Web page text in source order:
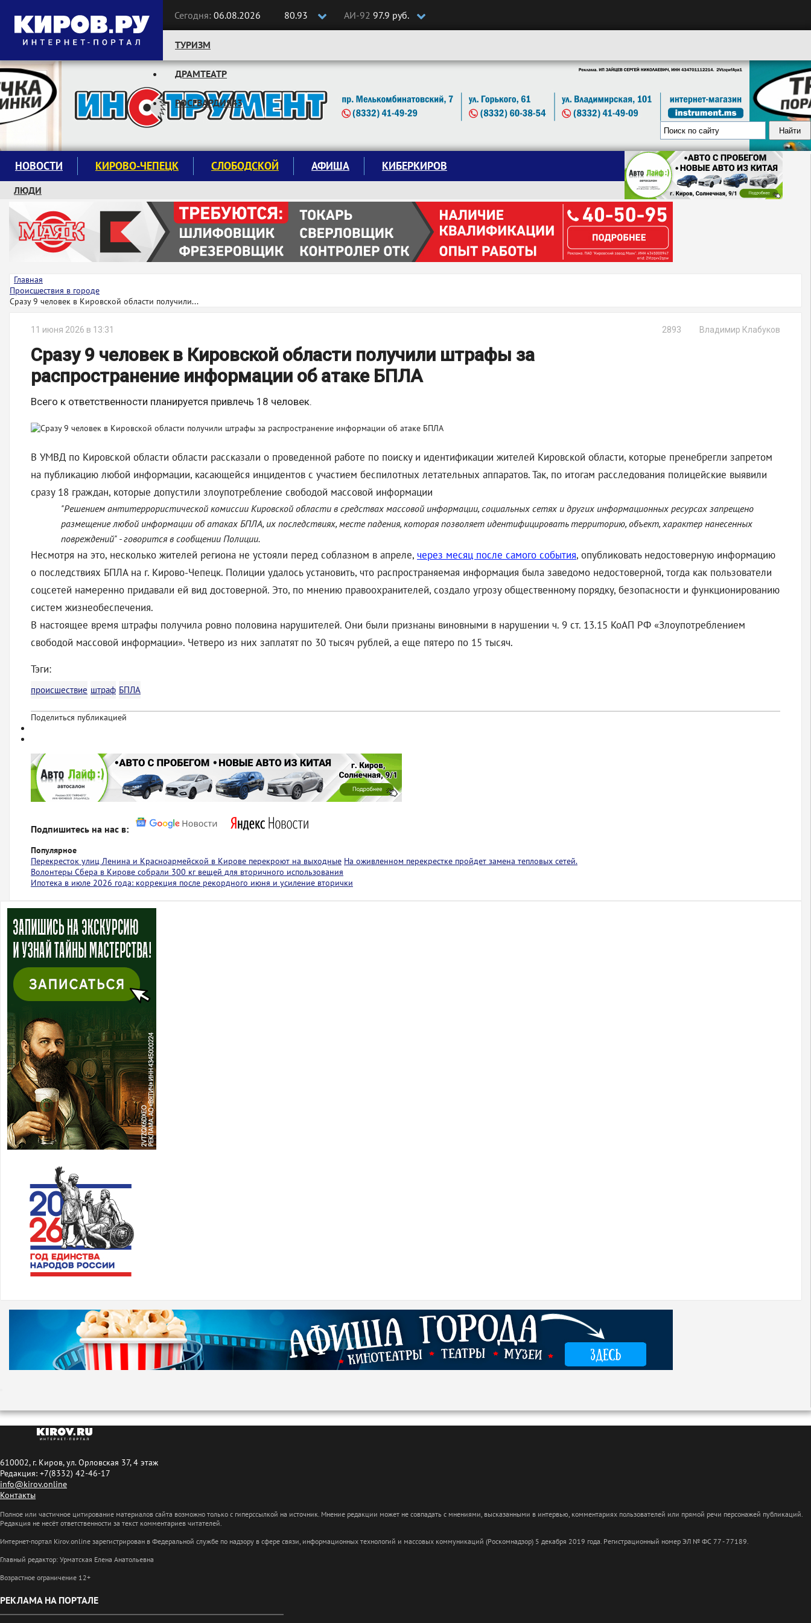
Сегодня: 06.08.2026 80.93 АИ-92 97.9 руб.
Следите за новостями:
ТУРИЗМ
ДРАМТЕАТР
РОСГВАРДИЯ43
НОВОСТИ КИРОВО-ЧЕПЕЦК СЛОБОДСКОЙ АФИША КИБЕРКИРОВ
ЛЮДИ
КРУЖКИ И СЕКЦИИ
ЗАВОДУ "МАЯК" 85 ЛЕТ
ЭКОЛОГИЯ
Главная
Происшествия в городе
Сразу 9 человек в Кировской области получили...
11 июня 2026 в 13:31 Владимир Клабуков
2893
Сразу 9 человек в Кировской области получили штрафы за
распространение информации об атаке БПЛА
Всего к ответственности планируется привлечь 18 человек.
В УМВД по Кировской области области рассказали о проведенной работе по поиску и идентификации жителей Кировской области, которые пренебрегли запретом
на публикацию любой информации, касающейся инцидентов с участием беспилотных летательных аппаратов. Так, по итогам расследования полицейские выявили
сразу 18 граждан, которые допустили злоупотребление свободой массовой информации
"Решением антитеррористической комиссии Кировской области в средствах массовой информации, социальных сетях и других информационных ресурсах запрещено
размещение любой информации об атаках БПЛА, их последствиях, месте падения, которая позволяет идентифицировать территорию, объект, характер нанесенных
повреждений" - говорится в сообщении Полиции.
Несмотря на это, несколько жителей региона не устояли перед соблазном в апреле, через месяц после самого события, опубликовать недостоверную информацию
о последствиях БПЛА на г. Кирово-Чепецк. Полиции удалось установить, что распространяемая информация была заведомо недостоверной, тогда как пользователи
соцсетей намеренно придавали ей вид достоверной. Это, по мнению правоохранителей, создало угрозу общественному порядку, безопасности и функционированию
систем жизнеобеспечения.
В настоящее время штрафы получила ровно половина нарушителей. Они были признаны виновными в нарушении ч. 9 ст. 13.15 КоАП РФ «Злоупотреблением
свободой массовой информации». Четверо из них заплатят по 30 тысяч рублей, а еще пятеро по 15 тысяч.
Тэги:
происшествие штраф БПЛА
Поделиться публикацией
Подпишитесь на нас в:
Популярное
Перекресток улиц Ленина и Красноармейской в Кирове перекроют на выходные На оживленном перекрестке пройдет замена тепловых сетей.
Волонтеры Сбера в Кирове собрали 300 кг вещей для вторичного использования
Ипотека в июле 2026 года: коррекция после рекордного июня и усиление вторички
610002, г. Киров, ул. Орловская 37, 4 этаж
Редакция: +7(8332) 42-46-17
info@kirov.online
Контакты
Полное или частичное цитирование материалов сайта возможно только с гиперссылкой на источник. Мнение редакции может не совпадать с мнениями, высказанными в интервью, комментариях пользователей или прямой речи персонажей публикаций.
Редакция не несёт ответственности за текст комментариев читателей.
Интернет-портал Kirov.online зарегистрирован в Федеральной службе по надзору в сфере связи, информационных технологий и массовых коммуникаций (Роскомнадзор) 5 декабря 2019 года. Регистрационный номер ЭЛ № ФС 77 - 77189.
Главный редактор: Урматская Елена Анатольевна
Возрастное ограничение 12+
РЕКЛАМА НА ПОРТАЛЕ